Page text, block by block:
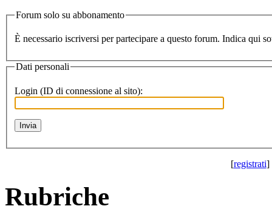
Forum solo su abbonamento
Dati personali
Login (ID di connessione al sito):
[registrati]
Rubriche